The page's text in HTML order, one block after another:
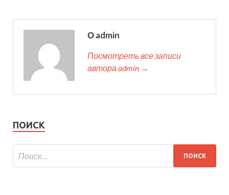
О admin
Посмотреть все записи
автора admin →
ПОИСК